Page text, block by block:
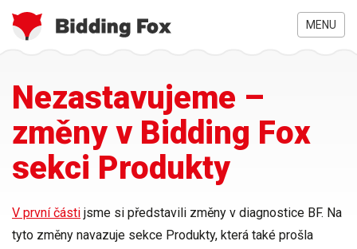
hlavnímu
obsahu
MENU
zde
Nezastavujeme –
změny v Bidding Fox
sekci Produkty
V první části jsme si představili změny v diagnostice BF. Na
tyto změny navazuje sekce Produkty, která také prošla